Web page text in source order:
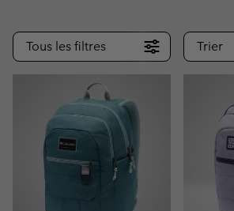
SKIP
TO
SEARCH
Tous les filtres Trier